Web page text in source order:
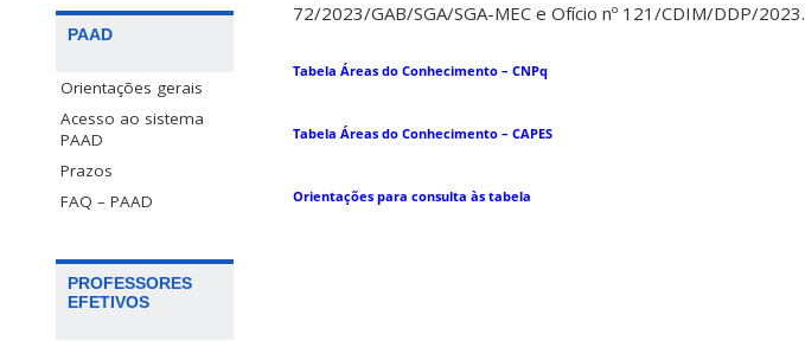
PAAD
Orientações gerais
Acesso ao sistema
PAAD
Prazos
FAQ – PAAD
PROFESSORES
EFETIVOS
72/2023/GAB/SGA/SGA-MEC e Ofício nº 121/CDIM/DDP/2023.
Tabela Áreas do Conhecimento – CNPq
Tabela Áreas do Conhecimento – CAPES
Orientações para consulta às tabela